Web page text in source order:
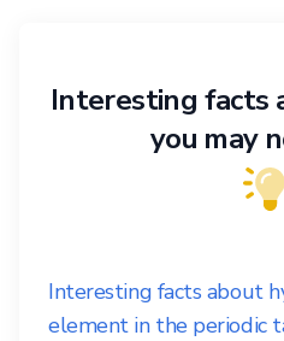
Interesting facts
you may
Interesting facts about
element in the periodic